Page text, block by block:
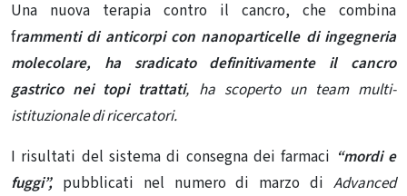
Una nuova terapia contro il cancro, che combina
frammenti di anticorpi con nanoparticelle di ingegneria
molecolare, ha sradicato definitivamente il cancro
gastrico nei topi trattati, ha scoperto un team multi-
istituzionale di ricercatori.
I risultati del sistema di consegna dei farmaci “mordi e
fuggi”, pubblicati nel numero di marzo di Advanced